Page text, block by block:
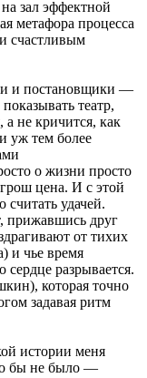
зал эффектной
метафора процесса
счастливым
и постановщики —
театр,
не кричится, как
уж тем более
о жизни просто
грош цена. И с этой
удачей.
прижавшись друг
от тихих
и чье время
сердце разрывается.
которая точно
задавая ритм
истории меня
бы не было —